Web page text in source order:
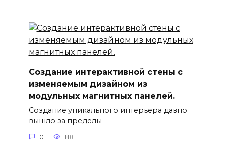
Создание интерактивной стены с
изменяемым дизайном из
модульных магнитных панелей.
Создание уникального интерьера давно
вышло за пределы
0 88